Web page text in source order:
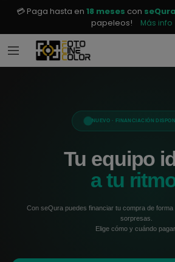
💳 Paga hasta en 18 meses con seQura
papeleos!
Más info
NUEVO · FINANCIACIÓN
Tu equipo
a tu
Con seQura puedes financiar tu compra de
sorpresas.
Elige cómo y cuándo pagar.